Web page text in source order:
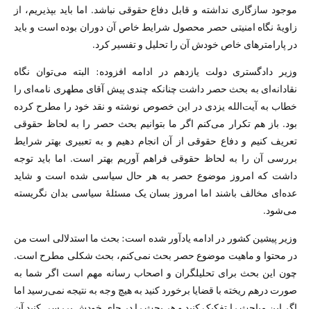
موجود سازگاری نداشته و قابل دفاع حقوقی نباشد. اما باید بپذیریم، از
زاویهٔ نگاه امنیتی حصر محصول شرایط خاص آن دوران بوده است و باید
در پارامترهای خاص خودش آن را تحلیل و تفسیر کرد.
وزیر دادگستری دولت یازدهم در ادامه افزوده: البته می‌توان نگاه
نقادانه‌ای به بحث حصر داشت چنانکه چندی پیش آقای مطهری نامه‌ای را
خطاب به آیت‌الله یزدی در این خصوص نوشته و نقد خود را مطرح کرده
بود. باز هم تکرار می‌کنم اگر ما بتوانیم بحث حصر را به لحاظ حقوقی
تعریف کنیم و دفاع حقوقی از آن انجام دهیم و به تعبیری بهتر شرایط
بررسی آن را به لحاظ حقوقی فراهم آوریم بهتر است. اما باید توجه
داشت که امروز موضوع حصر به هر حال سیاسی شده است و شاید
عده‌ای مخالف باشند اما امروز بسان یک مسئلهٔ سیاسی بدان نگریسته
می‌شود.
وزیر پیشین کشور در ادامه یادآور شده است: بحث ما استدلالی است من
در محتوا و ماهیت موضوع حصر بحث نمی‌کنم، بحث شکلی مطرح است.
چون این بحث برای تحلیلگران و اصحاب رسانه مهم است اگر شما به
صورت درهم ریخته با قضایا برخورد کنید به هیچ وجه به نتیجه نمی‌رسید اما